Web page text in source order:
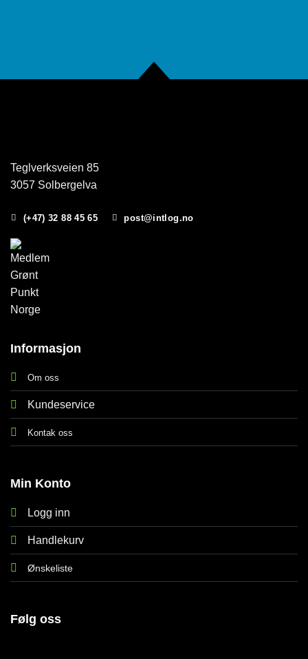
Teglverksveien 85
3057 Solbergelva
(+47) 32 88 45 65 post@intlog.no
Informasjon
Om oss
Kundeservice
Kontak oss
Min Konto
Logg inn
Handlekurv
Ønskeliste
Følg oss